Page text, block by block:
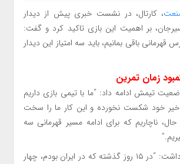
، کارتال، در نشست خبری پیش از دیدار
بر اهمیت این بازی تاکید کرد و گفت:
قهرمانی باقی بمانیم، باید سه امتیاز این دیدار
زمان تمرین
تیمش ادامه داد: “ما با تیمی بازی داریم
خود شکست نخورده و این کار ما را سخت
ناچاریم که برای ادامه مسیر قهرمانی سه
وی همچنین اظهار داشت: “در ۱۵ روز گذشته که در ایران بودم، چهار